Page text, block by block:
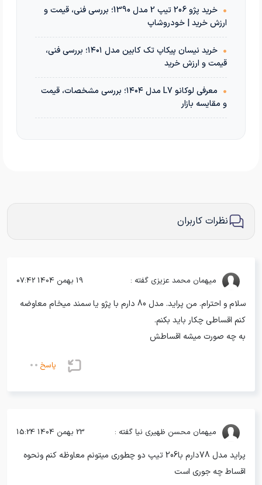
•
خرید پژو 206 تیپ 2 مدل 1390؛ بررسی فنی، قیمت و
ارزش خرید | خودروشاپ
•
خرید نیسان پیکاپ تک کابین مدل ۱۴۰۱؛ بررسی فنی،
قیمت و ارزش خرید
•
معرفی لوکانو L7 مدل ۱۴۰۴؛ بررسی مشخصات، قیمت
و مقایسه بازار
نظرات کاربران
میهمان محمد عزیزی گفته : 19 بهمن 1404 07:42
سلام و احترام. من پراید. مدل 80 دارم با پژو یا سمند میخام معاوضه
کنم اقساطی چکار باید بکنم.
به چه صورت میشه اقساطش
پاسخ
میهمان محسن ظهیری نیا گفته : 23 بهمن 1404 15:24
پراید مدل 78دارم با206 تیپ دو چطوری میتونم معاوظه کنم ونحوه
اقساط چه جوری است